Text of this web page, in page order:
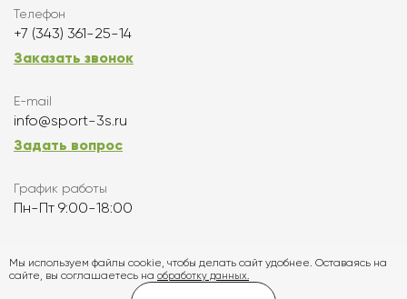
Телефон
+7 (343) 361-25-14
Заказать звонок
E-mail
info@sport-3s.ru
Задать вопрос
График работы
Пн-Пт 9:00-18:00
Подписаться
Мы используем файлы cookie, чтобы делать сайт удобнее. Оставаясь на
сайте, вы соглашаетесь на обработку данных.